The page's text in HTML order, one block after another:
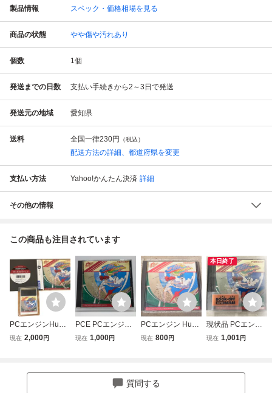
製品情報 スペック・価格相場を見る
商品の状態 やや傷や汚れあり
個数 1個
発送までの日数 支払い手続きから2～3日で発送
発送元の地域 愛知県
送料 全国一律230円 （税込）
配送方法の詳細、都道府県を変更
支払い方法 Yahoo!かんたん決済 詳細
その他の情報
この商品も注目されています
PCエンジンHuカ
ードソフト プロ
現在 2,000円
PCE PCエンジン
HuCARD ナムコ
現在 1,000円
PCエンジン HuC
ARD プロテニス
現在 800円
本日終了
現状品 PCエンジ
ン Hu プロテニス
現在 1,001円
質問する